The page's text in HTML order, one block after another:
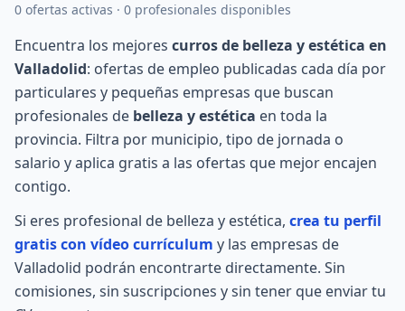
0 ofertas activas · 0 profesionales disponibles
Encuentra los mejores curros de belleza y estética en
Valladolid: ofertas de empleo publicadas cada día por
particulares y pequeñas empresas que buscan
profesionales de belleza y estética en toda la
provincia. Filtra por municipio, tipo de jornada o
salario y aplica gratis a las ofertas que mejor encajen
contigo.
Si eres profesional de belleza y estética, crea tu perfil
gratis con vídeo currículum y las empresas de
Valladolid podrán encontrarte directamente. Sin
comisiones, sin suscripciones y sin tener que enviar tu